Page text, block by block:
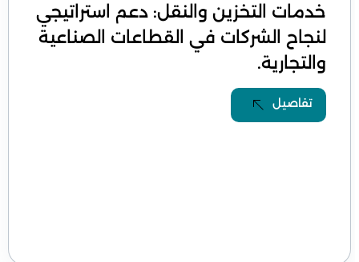
خدمات التخزين والنقل: دعم استراتيجي
لنجاح الشركات في القطاعات الصناعية
والتجارية.
تفاصيل